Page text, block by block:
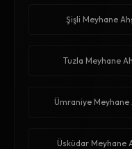
Şişli Meyhane
Tuzla Meyhane
Ümraniye Meyhane
Üsküdar Meyhane